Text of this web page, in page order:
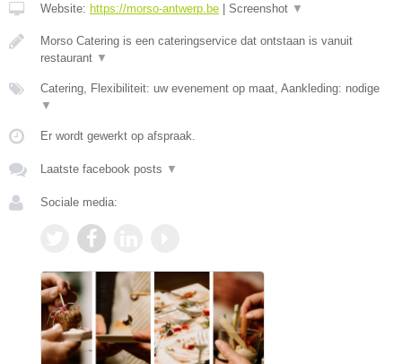
Website: https://morso-antwerp.be Screenshot ▼
Morso Catering is een cateringservice dat ontstaan is vanuit
restaurant ▼
Catering, Flexibiliteit: uw evenement op maat, Aankleding: nodige
▼
Er wordt gewerkt op afspraak.
Laatste facebook posts ▼
Sociale media: